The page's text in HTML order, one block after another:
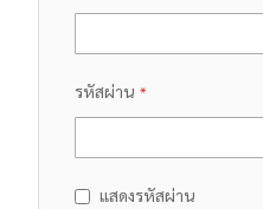
รหัสผ่าน
แสดงรหัสผ่าน